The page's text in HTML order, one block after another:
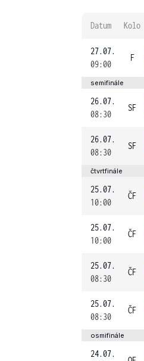
Datum Kolo
27.07.
09:00
F
semifinále
26.07.
08:30
SF
26.07.
08:30
SF
čtvrtfinále
25.07.
10:00
ČF
25.07.
10:00
ČF
25.07.
08:30
ČF
25.07.
08:30
ČF
osmifinále
24.07.